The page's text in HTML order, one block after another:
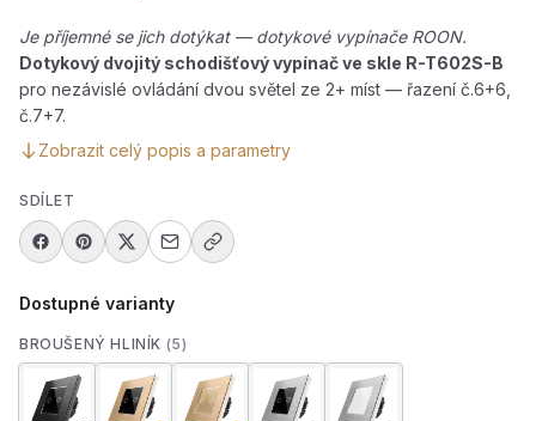
Je příjemné se jich dotýkat — dotykové vypínače ROON.
Dotykový dvojitý schodišťový vypínač ve skle R-T602S-B
pro nezávislé ovládání dvou světel ze 2+ míst — řazení č.6+6,
č.7+7.
Zobrazit celý popis a parametry
SDÍLET
Dostupné varianty
BROUŠENÝ HLINÍK (5)